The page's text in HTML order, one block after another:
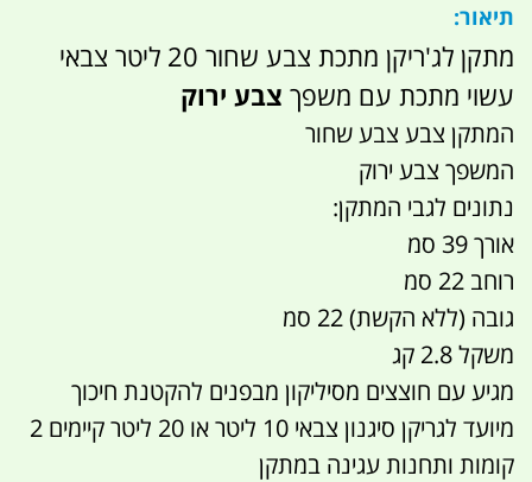
תיאור:
מתקן לג'ריקן מתכת צבע שחור 20 ליטר צבאי
עשוי מתכת עם משפך צבע ירוק
המתקן צבע צבע שחור
המשפך צבע ירוק
נתונים לגבי המתקן:
אורך 39 סמ
רוחב 22 סמ
גובה (ללא הקשת) 22 סמ
משקל 2.8 קג
מגיע עם חוצצים מסיליקון מבפנים להקטנת חיכוך
מיועד לגריקן סיגנון צבאי 10 ליטר או 20 ליטר קיימים 2
קומות ותחנות עגינה במתקן